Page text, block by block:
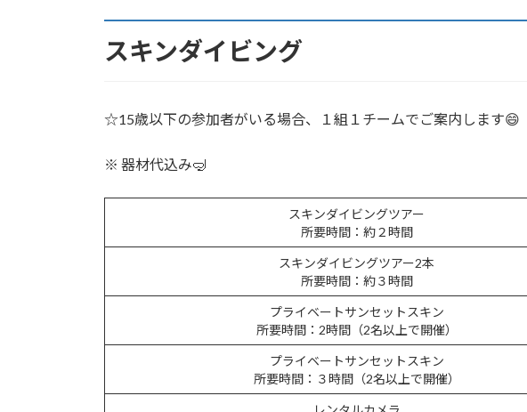
スキンダイビング
☆15歳以下の参加者がいる場合、１組１チームでご案内します😄
※ 器材代込み🤿
スキンダイビングツアー
所要時間：約２時間
スキンダイビングツアー2本
所要時間：約３時間
プライベートサンセットスキン
所要時間：2時間（2名以上で開催）
プライベートサンセットスキン
所要時間：３時間（2名以上で開催）